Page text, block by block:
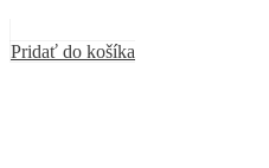
Pridať do košíka